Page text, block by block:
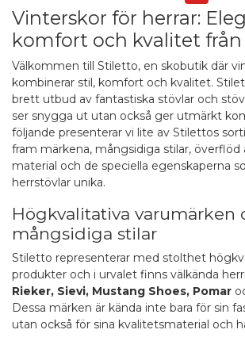
Vinterskor för herrar:
komfort och kvalitet
Välkommen till Stiletto, en skobutik där
kombinerar stil, komfort och kvalitet.
brett utbud av fantastiska stövlar och
ser snygga ut utan också ger utmärkt
följande presenterar vi lite av Stilettos
fram märkena, mångsidiga stilar, överflöd
material och de speciella egenskaperna
herrstövlar unika.
Högkvalitativa varumärken
mångsidiga stilar
Stiletto representerar med stolthet
produkter och i urvalet finns välkända
Rieker, Sievi, Mustang Shoes, Pomar
Dessa märken är kända inte bara för sin
utan också för sina kvalitetsmaterial och